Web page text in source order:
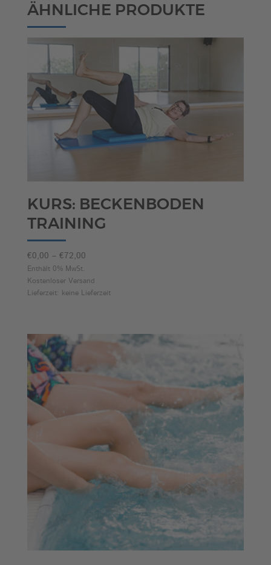
ÄHNLICHE PRODUKTE
KURS: BECKENBODEN
TRAINING
€0,00 – € 72,00Preisspanne:
bis
€72,00
Enthält 0% MwSt.
Kostenloser Versand
Lieferzeit: keine Lieferzeit